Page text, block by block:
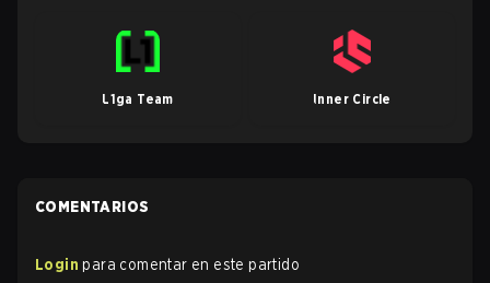
L1ga Team Inner Circle
COMENTARIOS
Login para comentar en este partido